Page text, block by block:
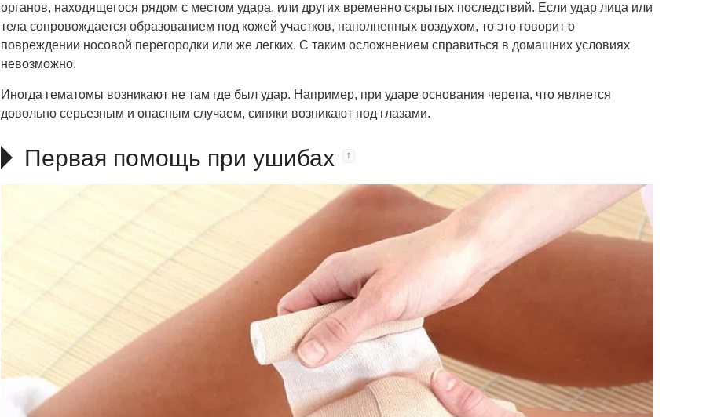
органов, находящегося рядом с местом удара, или других временно скрытых последствий. Если удар лица или
тела сопровождается образованием под кожей участков, наполненных воздухом, то это говорит о
повреждении носовой перегородки или же легких. С таким осложнением справиться в домашних условиях
невозможно.
Иногда гематомы возникают не там где был удар. Например, при ударе основания черепа, что является
довольно серьезным и опасным случаем, синяки возникают под глазами.
Первая помощь при ушибах